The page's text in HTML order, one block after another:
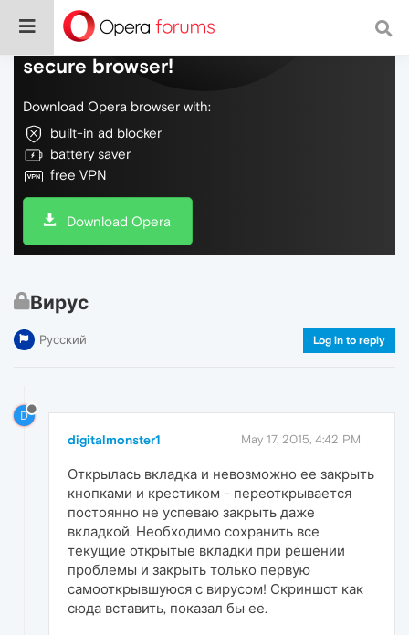
Do more on the web, with a fast and
secure browser!
Download Opera browser with:
built-in ad blocker
battery saver
free VPN
Download Opera
Вирус
Русский Log in to reply
D
digitalmonster1 May 17, 2015, 4:42 PM
Открылась вкладка и невозможно ее закрыть
кнопками и крестиком - переоткрывается
постоянно не успеваю закрыть даже
вкладкой. Необходимо сохранить все
текущие открытые вкладки при решении
проблемы и закрыть только первую
самооткрывшуюся с вирусом! Скриншот как
сюда вставить, показал бы ее.